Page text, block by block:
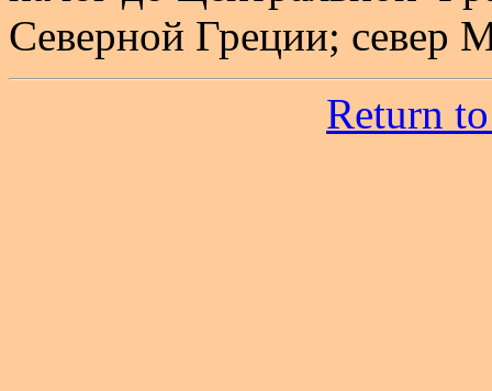
Северной Греции; север
Return